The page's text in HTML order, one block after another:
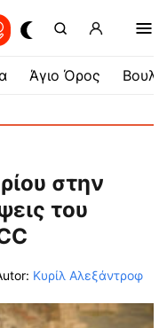
Άγιο Όρος
στην
του
Κυρίλ Αλεξάντροφ